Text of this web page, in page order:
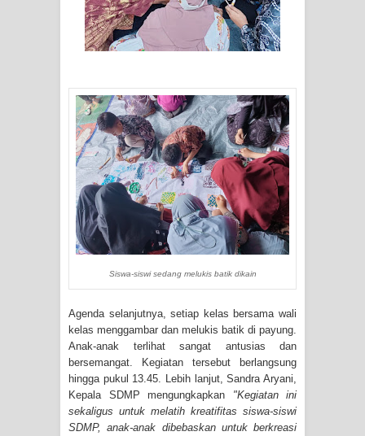
Siswa-siswi sedang melukis batik dikain
Agenda selanjutnya, setiap kelas bersama wali
kelas menggambar dan melukis batik di payung.
Anak-anak terlihat sangat antusias dan
bersemangat. Kegiatan tersebut berlangsung
hingga pukul 13.45. Lebih lanjut, Sandra Aryani,
Kepala SDMP mengungkapkan "Kegiatan ini
sekaligus untuk melatih kreatifitas siswa-siswi
SDMP, anak-anak dibebaskan untuk berkreasi